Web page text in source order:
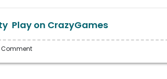
Play on CrazyGames
Comment